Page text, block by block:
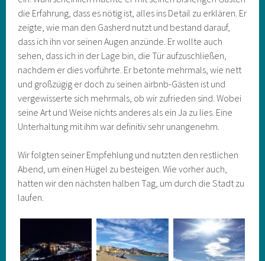
die Erfahrung, dass es nötig ist, alles ins Detail zu erklären. Er
zeigte, wie man den Gasherd nutzt und bestand darauf,
dass ich ihn vor seinen Augen anzünde. Er wollte auch
sehen, dass ich in der Lage bin, die Tür aufzuschließen,
nachdem er dies vorführte. Er betonte mehrmals, wie nett
und großzügig er doch zu seinen airbnb-Gästen ist und
vergewisserte sich mehrmals, ob wir zufrieden sind. Wobei
seine Art und Weise nichts anderes als ein Ja zu lies. Eine
Unterhaltung mit ihm war definitiv sehr unangenehm.
Wir folgten seiner Empfehlung und nutzten den restlichen
Abend, um einen Hügel zu besteigen. Wie vorher auch,
hatten wir den nächsten halben Tag, um durch die Stadt zu
laufen.